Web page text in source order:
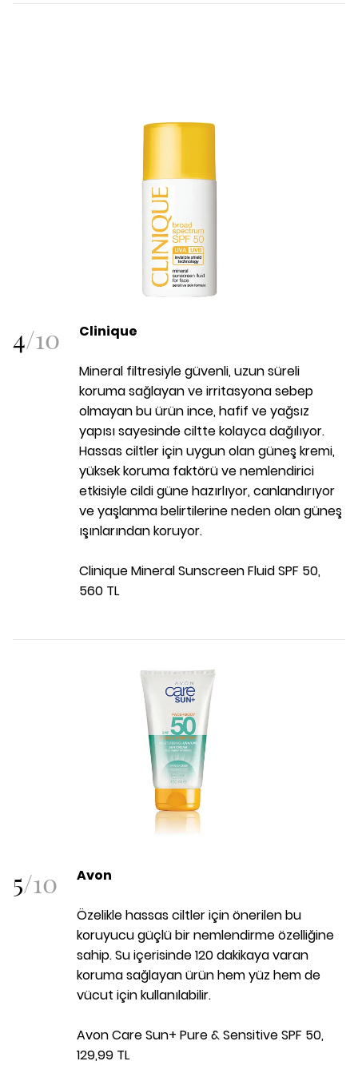
4/10 Clinique
Mineral filtresiyle güvenli, uzun süreli
koruma sağlayan ve irritasyona sebep
olmayan bu ürün ince, hafif ve yağsız
yapısı sayesinde ciltte kolayca dağılıyor.
Hassas ciltler için uygun olan güneş kremi,
yüksek koruma faktörü ve nemlendirici
etkisiyle cildi güne hazırlıyor, canlandırıyor
ve yaşlanma belirtilerine neden olan güneş
ışınlarından koruyor.
Clinique Mineral Sunscreen Fluid SPF 50,
560 TL
5/10 Avon
Özelikle hassas ciltler için önerilen bu
koruyucu güçlü bir nemlendirme özelliğine
sahip. Su içerisinde 120 dakikaya varan
koruma sağlayan ürün hem yüz hem de
vücut için kullanılabilir.
Avon Care Sun+ Pure & Sensitive SPF 50,
129,99 TL